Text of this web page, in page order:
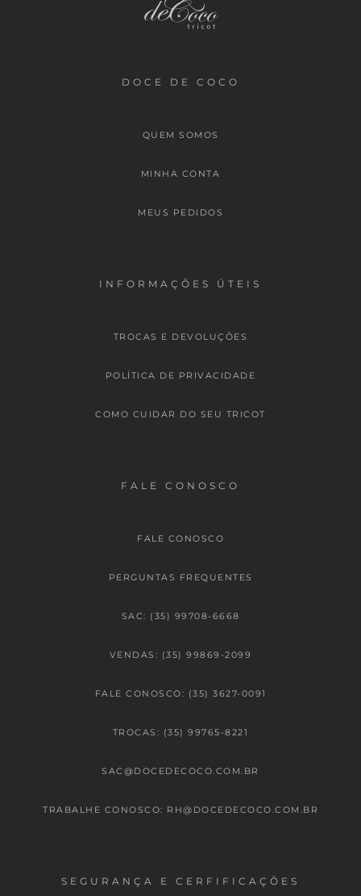
DOCE DE COCO
QUEM SOMOS
MINHA CONTA
MEUS PEDIDOS
INFORMAÇÕES ÚTEIS
TROCAS E DEVOLUÇÕES
POLÍTICA DE PRIVACIDADE
COMO CUIDAR DO SEU TRICOT
FALE CONOSCO
FALE CONOSCO
PERGUNTAS FREQUENTES
SAC: (35) 99708-6668
VENDAS: (35) 99869-2099
FALE CONOSCO: (35) 3627-0091
TROCAS: (35) 99765-8221
SAC@DOCEDECOCO.COM.BR
TRABALHE CONOSCO: RH@DOCEDECOCO.COM.BR
SEGURANÇA E CERFIFICAÇÕES